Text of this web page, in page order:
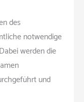
des
notwendige
werden die
und